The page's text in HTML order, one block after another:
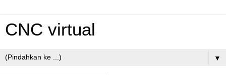
CNC virtual
▼